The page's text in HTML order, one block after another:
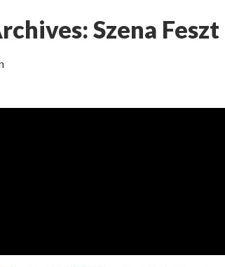
de sine și urmarea lui Hristos. Calea spre
Szena Feszt